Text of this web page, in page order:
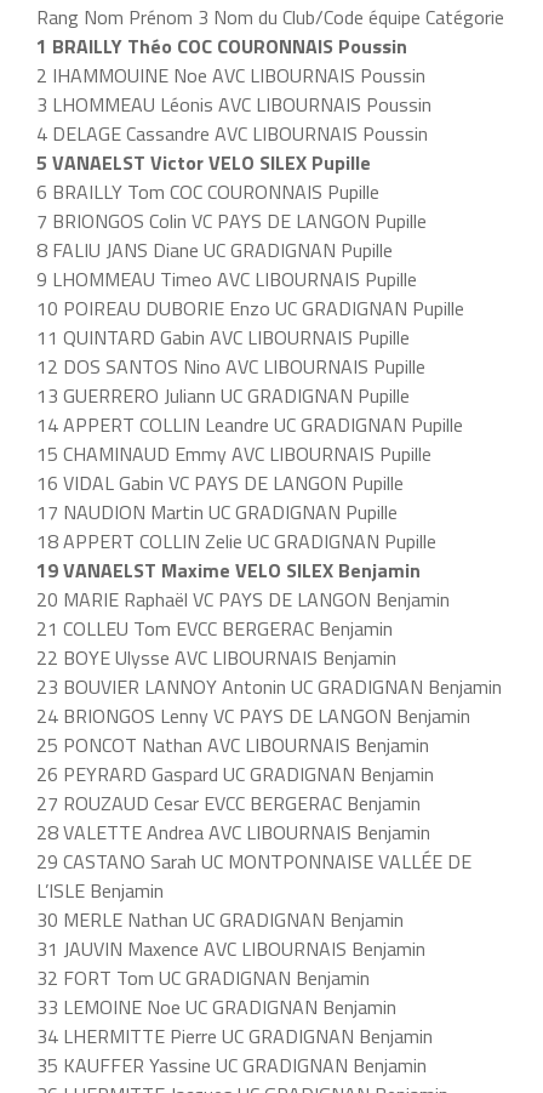
Rang Nom Prénom 3 Nom du Club/Code équipe Catégorie
1 BRAILLY Théo COC COURONNAIS Poussin
2 IHAMMOUINE Noe AVC LIBOURNAIS Poussin
3 LHOMMEAU Léonis AVC LIBOURNAIS Poussin
4 DELAGE Cassandre AVC LIBOURNAIS Poussin
5 VANAELST Victor VELO SILEX Pupille
6 BRAILLY Tom COC COURONNAIS Pupille
7 BRIONGOS Colin VC PAYS DE LANGON Pupille
8 FALIU JANS Diane UC GRADIGNAN Pupille
9 LHOMMEAU Timeo AVC LIBOURNAIS Pupille
10 POIREAU DUBORIE Enzo UC GRADIGNAN Pupille
11 QUINTARD Gabin AVC LIBOURNAIS Pupille
12 DOS SANTOS Nino AVC LIBOURNAIS Pupille
13 GUERRERO Juliann UC GRADIGNAN Pupille
14 APPERT COLLIN Leandre UC GRADIGNAN Pupille
15 CHAMINAUD Emmy AVC LIBOURNAIS Pupille
16 VIDAL Gabin VC PAYS DE LANGON Pupille
17 NAUDION Martin UC GRADIGNAN Pupille
18 APPERT COLLIN Zelie UC GRADIGNAN Pupille
19 VANAELST Maxime VELO SILEX Benjamin
20 MARIE Raphaël VC PAYS DE LANGON Benjamin
21 COLLEU Tom EVCC BERGERAC Benjamin
22 BOYE Ulysse AVC LIBOURNAIS Benjamin
23 BOUVIER LANNOY Antonin UC GRADIGNAN Benjamin
24 BRIONGOS Lenny VC PAYS DE LANGON Benjamin
25 PONCOT Nathan AVC LIBOURNAIS Benjamin
26 PEYRARD Gaspard UC GRADIGNAN Benjamin
27 ROUZAUD Cesar EVCC BERGERAC Benjamin
28 VALETTE Andrea AVC LIBOURNAIS Benjamin
29 CASTANO Sarah UC MONTPONNAISE VALLÉE DE
L’ISLE Benjamin
30 MERLE Nathan UC GRADIGNAN Benjamin
31 JAUVIN Maxence AVC LIBOURNAIS Benjamin
32 FORT Tom UC GRADIGNAN Benjamin
33 LEMOINE Noe UC GRADIGNAN Benjamin
34 LHERMITTE Pierre UC GRADIGNAN Benjamin
35 KAUFFER Yassine UC GRADIGNAN Benjamin